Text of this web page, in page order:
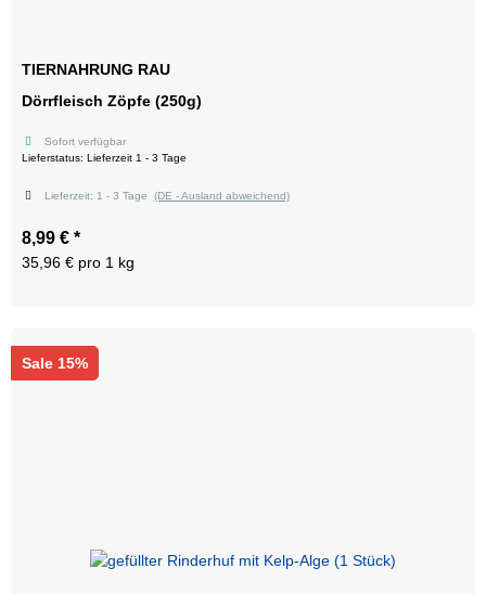
TIERNAHRUNG RAU
Dörrfleisch Zöpfe (250g)
Sofort verfügbar
Lieferstatus: Lieferzeit 1 - 3 Tage
Lieferzeit: 1 - 3 Tage (DE - Ausland abweichend)
8,99 € *
35,96 € pro 1 kg
Sale 15%